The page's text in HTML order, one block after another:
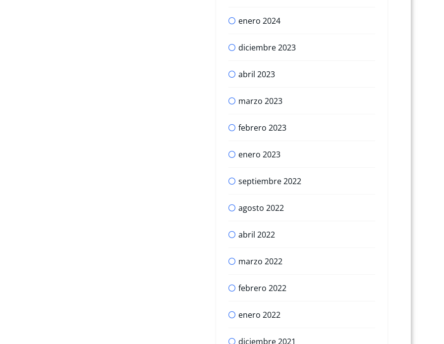
enero 2024
diciembre 2023
abril 2023
marzo 2023
febrero 2023
enero 2023
septiembre 2022
agosto 2022
abril 2022
marzo 2022
febrero 2022
enero 2022
diciembre 2021